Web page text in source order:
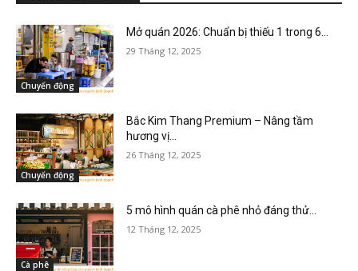
Chuyển động
Mở quán 2026: Chuẩn bị thiếu 1 trong 6...
29 Tháng 12, 2025
Chuyển động
Bắc Kim Thang Premium – Nâng tầm
hương vị...
26 Tháng 12, 2025
Cà phê
5 mô hình quán cà phê nhỏ đáng thử...
12 Tháng 12, 2025